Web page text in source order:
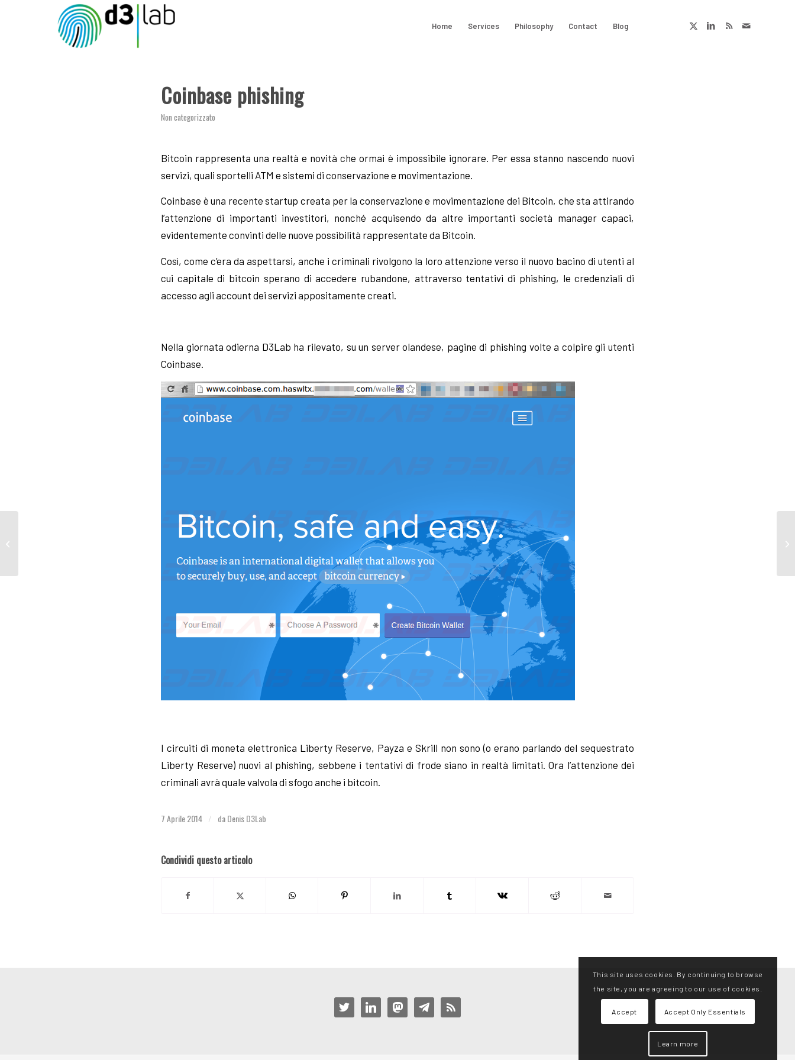
Home Services Philosophy Contact Blog
Coinbase phishing
Non categorizzato
Bitcoin rappresenta una realtà e novità che ormai è impossibile ignorare. Per essa stanno nascendo nuovi
servizi, quali sportelli ATM e sistemi di conservazione e movimentazione.
Coinbase è una recente startup creata per la conservazione e movimentazione dei Bitcoin, che sta attirando
l’attenzione di importanti investitori, nonché acquisendo da altre importanti società manager capaci,
evidentemente convinti delle nuove possibilità rappresentate da Bitcoin.
Così, come c’era da aspettarsi, anche i criminali rivolgono la loro attenzione verso il nuovo bacino di utenti al
cui capitale di bitcoin sperano di accedere rubandone, attraverso tentativi di phishing, le credenziali di
accesso agli account dei servizi appositamente creati.
Nella giornata odierna D3Lab ha rilevato, su un server olandese, pagine di phishing volte a colpire gli utenti
Coinbase.
I circuiti di moneta elettronica Liberty Reserve, Payza e Skrill non sono (o erano parlando del sequestrato
Liberty Reserve) nuovi al phishing, sebbene i tentativi di frode siano in realtà limitati. Ora l’attenzione dei
criminali avrà quale valvola di sfogo anche i bitcoin.
7 Aprile 2014 / daDenis D3Lab
Condividi questo articolo
twitter linkedin mastodontelegramrss
This site uses cookies. By continuing to browse
the site, you are agreeing to our use of cookies.
Accept Accept Only Essentials
Learn more